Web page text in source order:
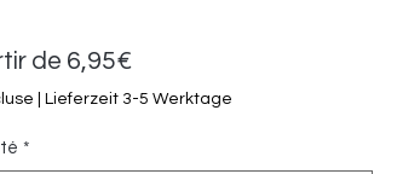
de 6,95€
promotionnel
Lieferzeit 3-5 Werktage
*